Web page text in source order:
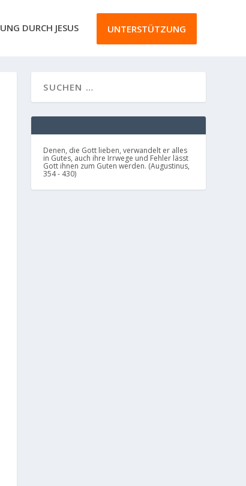
DURCH JESUS UNTERSTÜTZUNG
Denen, die Gott lieben, verwandelt er alles
in Gutes, auch ihre Irrwege und Fehler lässt
Gott ihnen zum Guten werden. (Augustinus,
354 - 430)